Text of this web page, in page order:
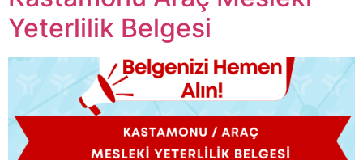
Yeterlilik Belgesi